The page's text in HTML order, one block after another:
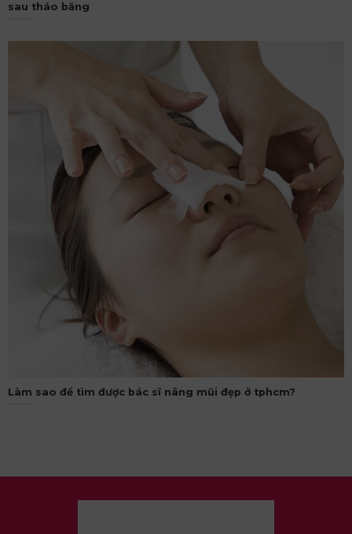
sau tháo băng
Làm sao để tìm được bác sĩ nâng mũi đẹp ở tphcm?